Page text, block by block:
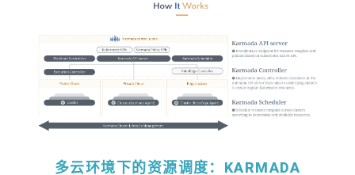
多云环境下的资源调度：KARMADA